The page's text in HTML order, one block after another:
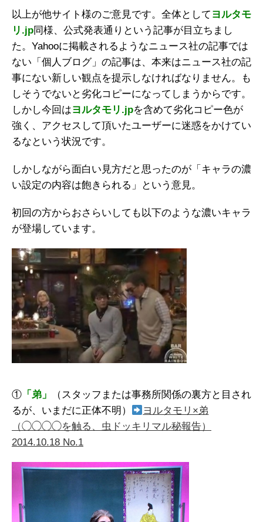
以上が他サイト様のご意見です。全体として ヨルタモ
リ.jp同様、公式発表通りという記事が目立ちまし
た。Yahooに掲載されるようなニュース社の記事では
ない「個人ブログ」の記事は、本来はニュース社の記
事にない新しい観点を提示しなければなりません。も
しそうでないと劣化コピーになってしまうからです。
しかし今回はヨルタモリ.jpを含めて劣化コピー色が
強く、アクセスして頂いたユーザーに迷惑をかけてい
るなという状況です。
しかしながら面白い見方だと思ったのが「キャラの濃
い設定の内容は飽きられる」という意見。
初回の方からおさらいしても以下のような濃いキャラ
が登場しています。
① 「弟」
（スタッフまたは事務所関係の裏方と目され
るが、いまだに正体不明）
ヨルタモリ×弟
（◯◯◯◯を触る、虫ドッキリマル秘報告）
2014.10.18 No.1